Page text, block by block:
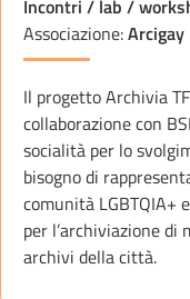
Incontri / lab /
Associazione:Arcigay
Il progetto Archivia
collaborazione con
socialità per lo
bisogno di
comunità LGBTQIA+
per l’archiviazione
archivi della città.